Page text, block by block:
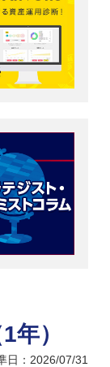
年）
日：2026/07/31